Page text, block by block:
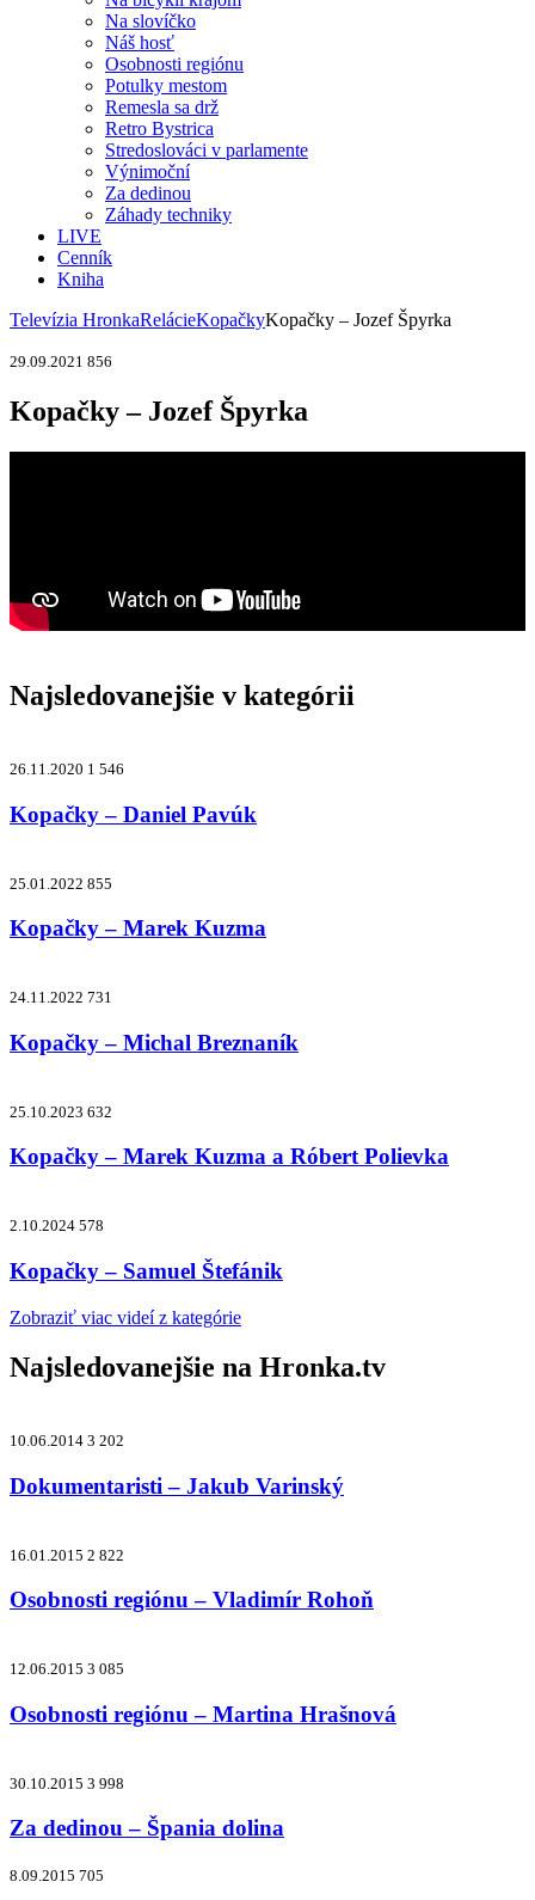
Na slovíčko
Náš hosť
Osobnosti regiónu
Potulky mestom
Remesla sa drž
Retro Bystrica
Stredoslováci v parlamente
Výnimoční
Za dedinou
Záhady techniky
LIVE
Cenník
Kniha
Televízia HronkaRelácieKopačkyKopačky – Jozef Špyrka
29.09.2021 856
Kopačky – Jozef Špyrka
Najsledovanejšie v kategórii
26.11.2020 1 546
Kopačky – Daniel Pavúk
25.01.2022 855
Kopačky – Marek Kuzma
24.11.2022 731
Kopačky – Michal Breznaník
25.10.2023 632
Kopačky – Marek Kuzma a Róbert Polievka
2.10.2024 578
Kopačky – Samuel Štefánik
Zobraziť viac videí z kategórie
Najsledovanejšie na Hronka.tv
10.06.2014 3 202
Dokumentaristi – Jakub Varinský
16.01.2015 2 822
Osobnosti regiónu – Vladimír Rohoň
12.06.2015 3 085
Osobnosti regiónu – Martina Hrašnová
30.10.2015 3 998
Za dedinou – Špania dolina
8.09.2015 705